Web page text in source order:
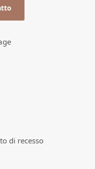
di recesso